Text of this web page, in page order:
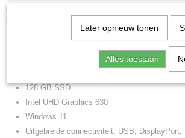
zwaardere multitasking, grotere Office-bestanden
zakelijke toepassingen.
Belangrijkste specificaties:
Intel Core i5-9500 (9e generatie)
128 GB SSD
Intel UHD Graphics 630
Windows 11
Uitgebreide connectiviteit: USB, DisplayPort,
Later opnieuw tonen
Alles toestaan